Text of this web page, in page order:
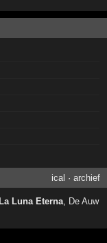
ical · archief
La Luna Eterna, De Auw